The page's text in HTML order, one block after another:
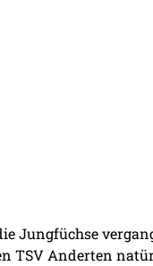
Jungfüchse
TSV Anderten